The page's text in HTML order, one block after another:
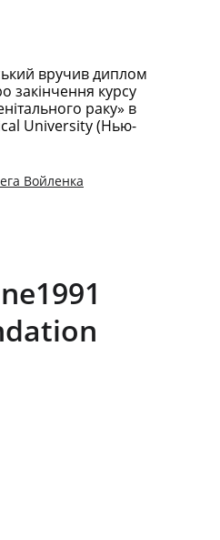
вручив диплом
закінчення курсу
раку» в
University (Нью-
Войленка